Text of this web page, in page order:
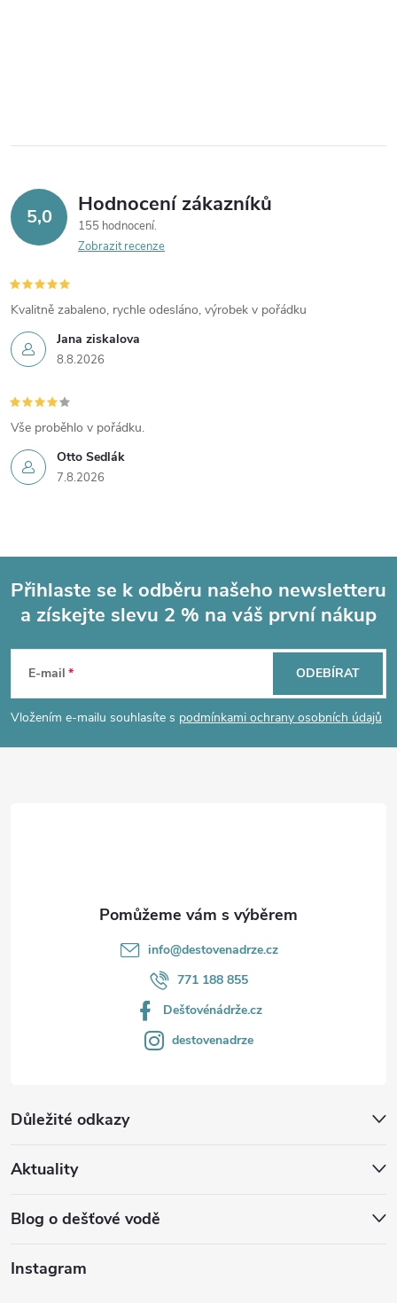
5,0 Hodnocení zákazníků
155 hodnocení
Zobrazit recenze
Jana ziskalova
8.8.2026
Kvalitně zabaleno, rychle odesláno, výrobek v pořádku
Otto Sedlák
7.8.2026
Vše proběhlo v pořádku.
p
a
Přihlaste se k odběru našeho newsletteru
a získejte slevu 2 % na váš první nákup
E-mail
Vložením e-mailu souhlasíte s podmínkami ochrany osobních údajů
ODEBÍRAT
Důležité odkazy
Aktuality
Blog o dešťové vodě
info@destovenadrze.cz
771 188 855
Dešťovénádrže.cz
destovenadrze
Instagram